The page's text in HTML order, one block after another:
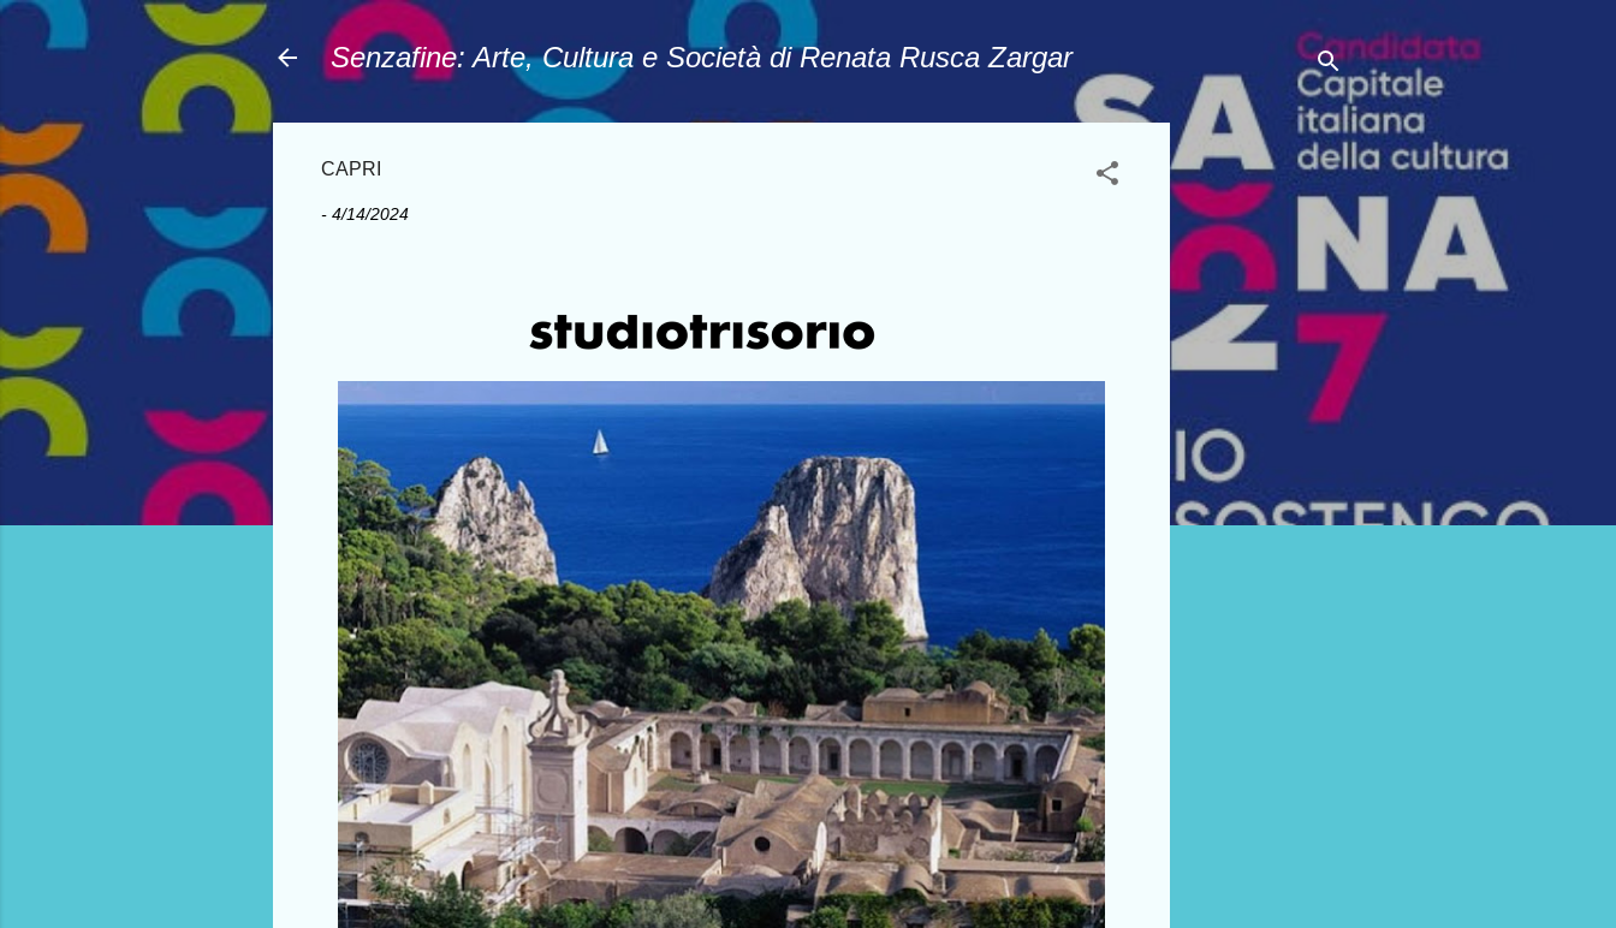
Senzafine: Arte, Cultura e Società di Renata Rusca Zargar
CAPRI
- 4/14/2024